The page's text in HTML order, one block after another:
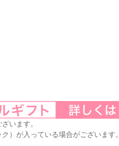
います。
）が入っている場合がございます。